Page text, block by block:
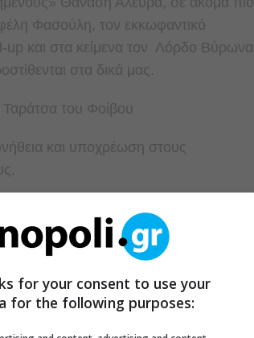
Φασούλη, τον εκκωφαντικό
και στα κείμενα τον Λόρδο Βύρωνα
στα δικά μας.
και υποχρέωση στους
for your consent to use your
for the following purposes: